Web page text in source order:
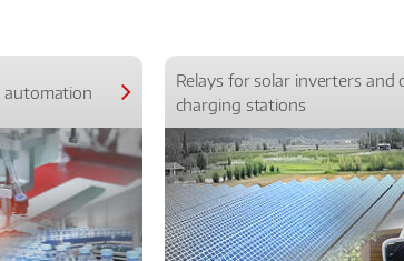
automation
Relays for solar inverters and
charging stations